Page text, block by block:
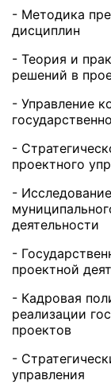
- Методика
дисциплин
- Теория и
решений в
- Управление
-
проектного
-
деятельности
-
проектной
- Кадровая
реализации
проектов
-
управления